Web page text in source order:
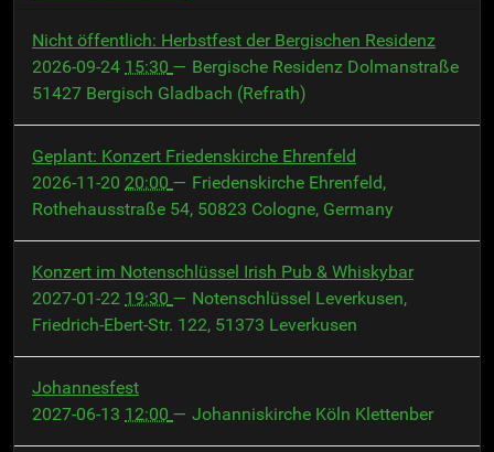
Nicht öffentlich: Herbstfest der Bergischen Residenz
2026-09-24 15:30 — Bergische Residenz Dolmanstraße
51427 Bergisch Gladbach (Refrath)
Geplant: Konzert Friedenskirche Ehrenfeld
2026-11-20 20:00 — Friedenskirche Ehrenfeld,
Rothehausstraße 54, 50823 Cologne, Germany
Konzert im Notenschlüssel Irish Pub & Whiskybar
2027-01-22 19:30 — Notenschlüssel Leverkusen,
Friedrich-Ebert-Str. 122, 51373 Leverkusen
Johannesfest
2027-06-13 12:00 — Johanniskirche Köln Klettenber